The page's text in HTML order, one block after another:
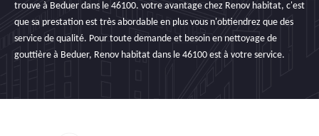
trouve à Beduer dans le 46100. votre avantage chez Renov habitat, c'est
que sa prestation est très abordable en plus vous n'obtiendrez que des
service de qualité. Pour toute demande et besoin en nettoyage de
gouttière à Beduer, Renov habitat dans le 46100 est à votre service.